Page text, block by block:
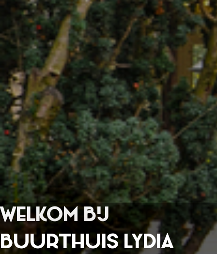
Welkom bij
Buurthuis Lydia